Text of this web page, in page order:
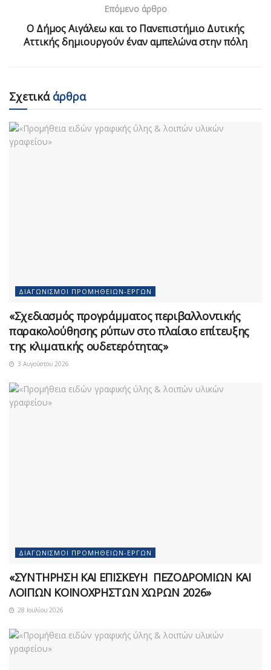
Επόμενο άρθρο
O Δήμος Αιγάλεω και το Πανεπιστήμιο Δυτικής
Αττικής δημιουργούν έναν αμπελώνα στην πόλη
Σχετικάάρθρα
ΔΙΑΓΩΝΙΣΜΟΊ ΠΡΟΜΗΘΕΙΏΝ-ΈΡΓΩΝ
«Σχεδιασμός προγράμματος περιβαλλοντικής
παρακολούθησης ρύπων στο πλαίσιο επίτευξης
της κλιματικής ουδετερότητας»
3 Αυγούστου 2026
ΔΙΑΓΩΝΙΣΜΟΊ ΠΡΟΜΗΘΕΙΏΝ-ΈΡΓΩΝ
«ΣΥΝΤΗΡΗΣΗ ΚΑΙ ΕΠΙΣΚΕΥΗ ΠΕΖΟΔΡΟΜΙΩΝ ΚΑΙ
ΛΟΙΠΩΝ ΚΟΙΝΟΧΡΗΣΤΩΝ ΧΩΡΩΝ 2026»
28 Ιουλίου 2026